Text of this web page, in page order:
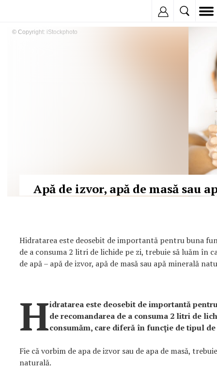
© Copyright: iStockphoto
Apă de izvor, apă de masă sau
Hidratarea este deosebit de importantă pentru buna
de a consuma 2 litri de lichide pe zi, trebuie să luăm în
de apă – apă de izvor, apă de masă sau apă minerală
Hidratarea este deosebit de importantă
de recomandarea de a consuma 2 litri de
consumăm, care diferă în funcţie de tipul
Fie că vorbim de apa de izvor sau de apa de masă,
naturală.